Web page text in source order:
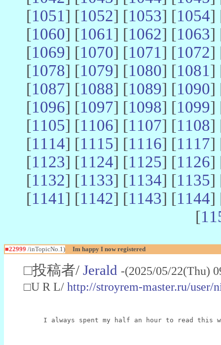
[1051] [1052] [1053] [1054]
[1060] [1061] [1062] [1063]
[1069] [1070] [1071] [1072]
[1078] [1079] [1080] [1081]
[1087] [1088] [1089] [1090]
[1096] [1097] [1098] [1099]
[1105] [1106] [1107] [1108]
[1114] [1115] [1116] [1117]
[1123] [1124] [1125] [1126]
[1132] [1133] [1134] [1135]
[1141] [1142] [1143] [1144]
[
■22999 /inTopicNo.1) Im happy I now registered
□投稿者/ Jerald -(2025/05/22(Thu)
□U R L/ http://stroyrem-master.ru/user/
I always spent my half an hour to read